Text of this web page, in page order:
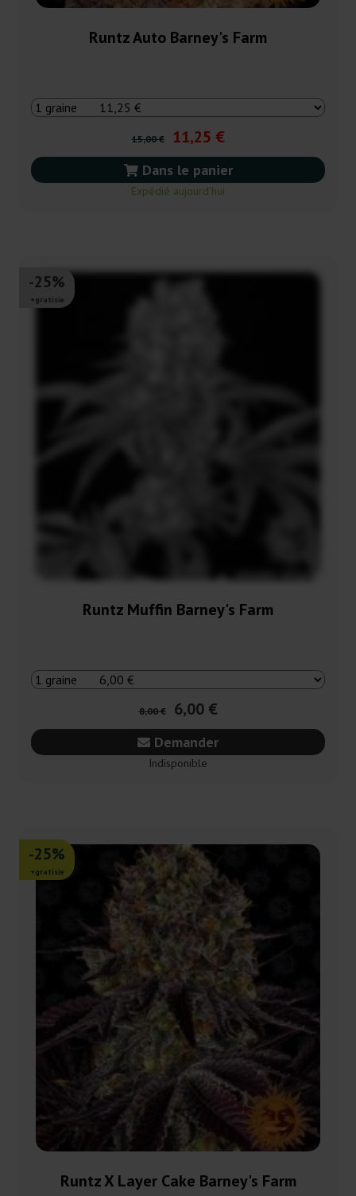
Runtz Auto Barney's Farm
15,00 € 11,25 €
Dans le panier
Expédié aujourd’hui
-25%
+gratisie
Runtz Muffin Barney's Farm
8,00 € 6,00 €
Demander
Indisponible
-25%
+gratisie
Runtz X Layer Cake Barney's Farm